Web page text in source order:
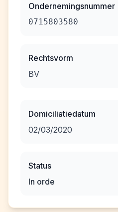
Ondernemingsnummer
0715803580
Rechtsvorm
BV
Domiciliatiedatum
02/03/2020
Status
In orde